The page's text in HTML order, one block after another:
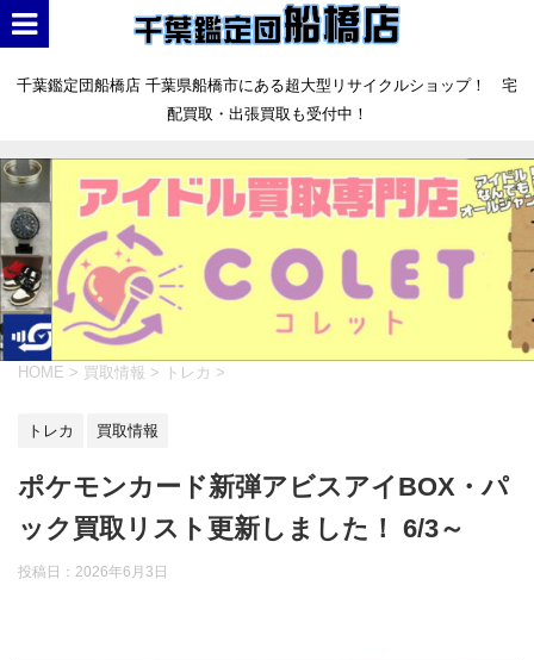
千葉鑑定団船橋店 千葉県船橋市にある超大型リサイクルショップ！ 宅
配買取・出張買取も受付中！
HOME > 買取情報 > トレカ >
トレカ 買取情報
ポケモンカード新弾アビスアイBOX・パ
ック買取リスト更新しました！ 6/3～
投稿日： 2026年6月3日